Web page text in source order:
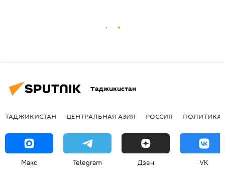
Таджикистан
ТАДЖИКИСТАН ЦЕНТРАЛЬНАЯ АЗИЯ РОССИЯ ПОЛИТИКА
Макс Telegram Дзен VK